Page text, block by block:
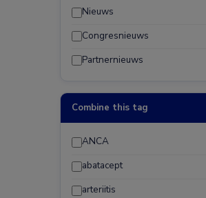
Nieuws
Congresnieuws
Partnernieuws
Combine this tag
ANCA
abatacept
arteriitis